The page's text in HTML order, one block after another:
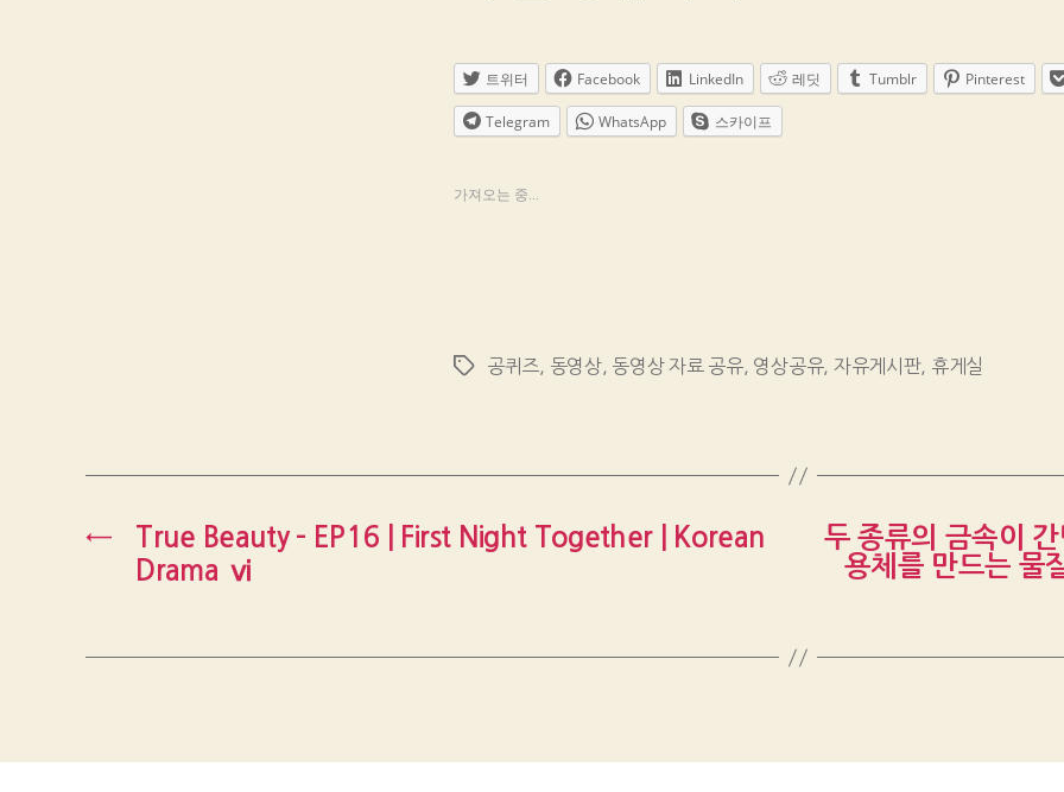
트위터 Facebook LinkedIn 레딧 Tumblr Pinterest
Telegram WhatsApp 스카이프
가져오는 중...
Tags공퀴즈, 동영상, 동영상 자료 공유, 영상공유, 자유게시판, 휴게실
←
True Beauty – EP16 | First Night Together | Korean
Drama ⅵ
두 종류의 금속이
용체를 만드는 물